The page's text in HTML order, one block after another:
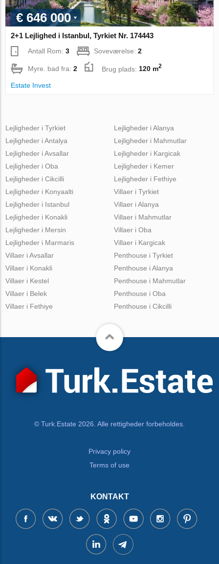
€ 646 000
2+1 Lejlighed i Istanbul, Tyrkiet Nr. 174443
Antall Rom:3 Soveværelse:2
Myre. bad fra:2 Brug plads:120 m2
Estate Invest
Lejligheder i Tyrkiet
Lejligheder i Antalya
Lejligheder i Avsallar
Lejligheder i Oba
Lejligheder i Cikcilli
Lejligheder i Alanya
Lejligheder i Mahmutlar
Lejligheder i Kargicak
Lejligheder i Kemer
Lejligheder i Fethiye
Lejligheder i Konyaalti
Lejligheder i Istanbul
Lejligheder i Konakli
Lejligheder i Mersin
Lejligheder i Marmaris
Villaer i Tyrkiet
Villaer i Alanya
Villaer i Mahmutlar
Villaer i Oba
Villaer i Kargicak
Villaer i Avsallar
Villaer i Konakli
Villaer i Kestel
Villaer i Belek
Villaer i Fethiye
Penthouse i Tyrkiet
Penthouse i Alanya
Penthouse i Mahmutlar
Penthouse i Oba
Penthouse i Cikcilli
© Turk.Estate 2026. Alle rettigheder forbeholdes.
Privacy policy
Terms of use
KONTAKT